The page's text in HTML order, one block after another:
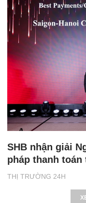
THỊ TRƯỜNG 24H
SHB nhận giải
pháp thanh toán